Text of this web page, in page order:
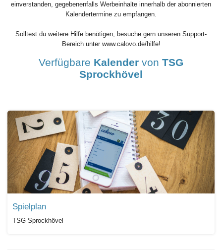
einverstanden, gegebenenfalls Werbeinhalte innerhalb der abonnierten
Kalendertermine zu empfangen.
Solltest du weitere Hilfe benötigen, besuche gern unseren Support-
Bereich unter www.calovo.de/hilfe!
Verfügbare Kalender von TSG
Sprockhövel
Spielplan
TSG Sprockhövel